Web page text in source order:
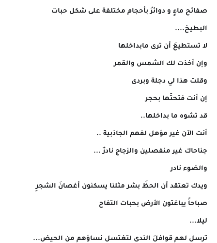
صفائح ماءٍ و دوائرُ بأحجام مختلفة على شكل حبات
البطيخ....
لا تستطيعَ أن ترى مابداخلها
وإن أخذت لك الشمس والقمر
وقلت هذا لي دجلة وبردى
إن أنت فتحتَها بحجر
قد تشوه ما بداخلها..
أنت الآن غير مؤهل لفهم الجاذبية ..
جناحاك غير منفصلين والزجاج نادرٌ ...
والضوء نادر
ويدك تعتقد أن الحظَ بشر مثلنا يسكنون أغصانَ الشجرِ
صباحاً يباغتون الأرض بحبات التفاح
ليلا...
ترسل لهم قوافلَ الندى لتغتسل نساؤهم من الحيض...